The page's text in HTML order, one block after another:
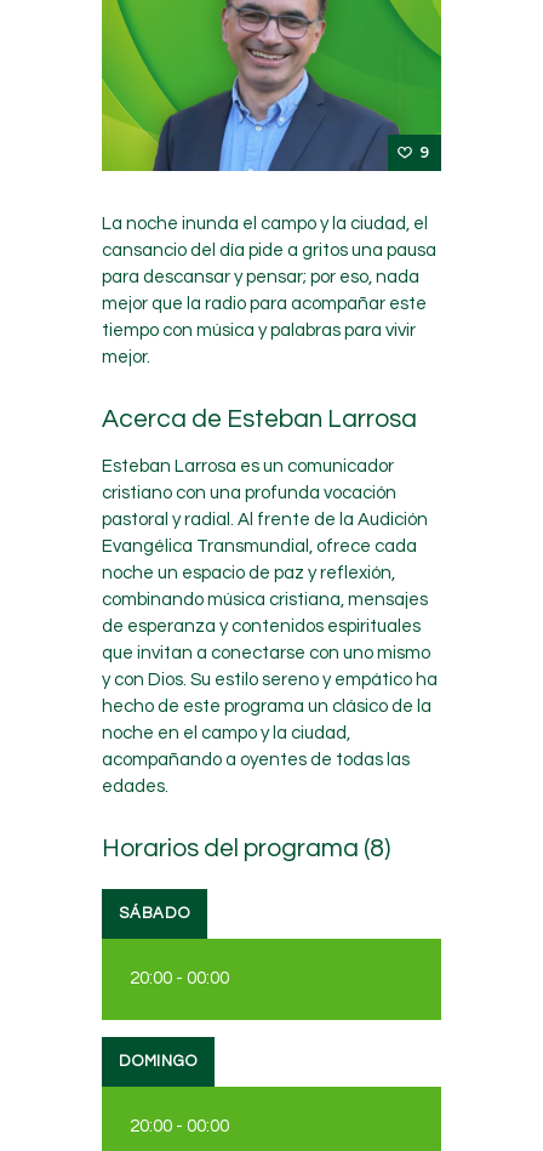
9
La noche inunda el campo y la ciudad, el
cansancio del día pide a gritos una pausa
para descansar y pensar; por eso, nada
mejor que la radio para acompañar este
tiempo con música y palabras para vivir
mejor.
Acerca de Esteban Larrosa
Esteban Larrosa es un comunicador
cristiano con una profunda vocación
pastoral y radial. Al frente de la Audición
Evangélica Transmundial, ofrece cada
noche un espacio de paz y reflexión,
combinando música cristiana, mensajes
de esperanza y contenidos espirituales
que invitan a conectarse con uno mismo
y con Dios. Su estilo sereno y empático ha
hecho de este programa un clásico de la
noche en el campo y la ciudad,
acompañando a oyentes de todas las
edades.
Horarios del programa (8)
SÁBADO
20:00- 00:00
DOMINGO
20:00- 00:00